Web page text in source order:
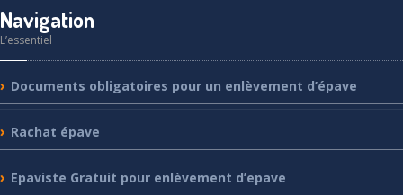
Navigation
L’essentiel
Documents obligatoires pour un enlèvement d’épave
Rachat épave
Epaviste Gratuit pour enlèvement d’epave